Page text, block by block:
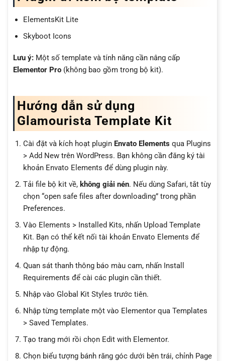
ElementsKit Lite
Skyboot Icons
Lưu ý: Một số template và tính năng cần nâng cấp
Elementor Pro (không bao gồm trong bộ kit).
Hướng dẫn sử dụng
Glamourista Template Kit
Cài đặt và kích hoạt plugin Envato Elementsqua Plugins
> Add New trên WordPress. Bạn không cần đăng ký tài
khoản Envato Elements để dùng plugin này.
Tải file bộ kit về, không giải nén. Nếu dùng Safari, tắt tùy
chọn “open safe files after downloading” trong phần
Preferences.
Vào Elements > Installed Kits, nhấn Upload Template
Kit. Bạn có thể kết nối tài khoản Envato Elements để
nhập tự động.
Quan sát thanh thông báo màu cam, nhấn Install
Requirements để cài các plugin cần thiết.
Nhập vào Global Kit Styles trước tiên.
Nhập từng template một vào Elementor qua Templates
> Saved Templates.
Tạo trang mới rồi chọn Edit with Elementor.
Chọn biểu tượng bánh răng góc dưới bên trái, chỉnh Page